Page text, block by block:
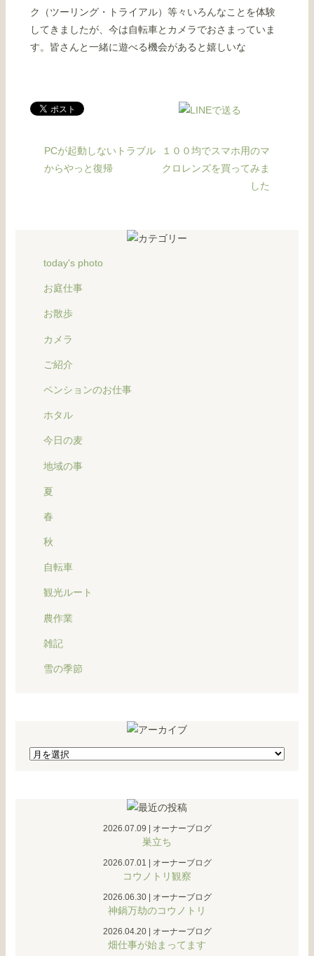
ク（ツーリング・トライアル）等々いろんなことを体験
してきましたが、今は自転車とカメラでおさまっていま
す。皆さんと一緒に遊べる機会があると嬉しいな
PCが起動しないトラブル
からやっと復帰
１００均でスマホ用のマ
クロレンズを買ってみま
した
today's photo
お庭仕事
お散歩
カメラ
ご紹介
ペンションのお仕事
ホタル
今日の麦
地域の事
夏
春
秋
自転車
観光ルート
農作業
雑記
雪の季節
2026.07.09 オーナーブログ
巣立ち
2026.07.01 オーナーブログ
コウノトリ観察
2026.06.30| オーナーブログ
神鍋万劫のコウノトリ
2026.04.20| オーナーブログ
畑仕事が始まってます